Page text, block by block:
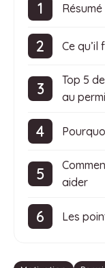
Résumé
Ce
Top 5
au
aider
Les